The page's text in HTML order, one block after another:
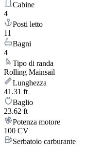
Cabine
4
Posti letto
11
Bagni
4
Tipo di randa
Rolling Mainsail
Lunghezza
41.31 ft
Baglio
23.62 ft
Potenza motore
100 CV
Serbatoio carburante